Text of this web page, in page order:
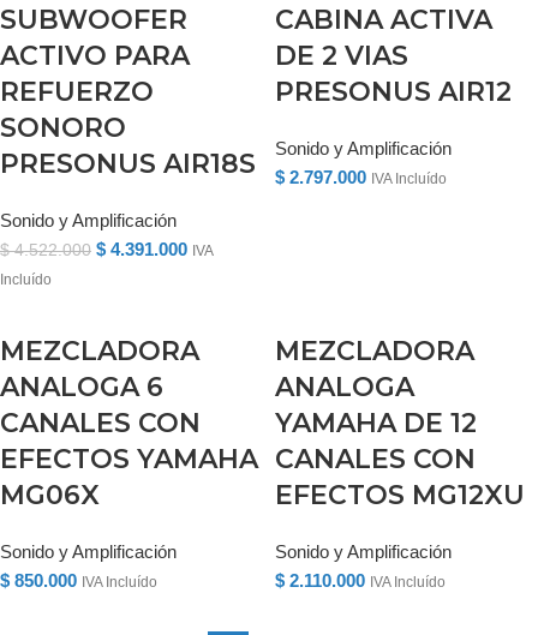
SUBWOOFER
ACTIVO PARA
REFUERZO
SONORO
PRESONUS AIR18S
Sonido y Amplificación
$4.522.000 $ 4.391.000 IVA
Incluído
CABINA ACTIVA
DE 2 VIAS
PRESONUS AIR12
Sonido y Amplificación
$ 2.797.000 IVA Incluído
MEZCLADORA
ANALOGA 6
CANALES CON
EFECTOS YAMAHA
MG06X
Sonido y Amplificación
$ 850.000 IVA Incluído
MEZCLADORA
ANALOGA
YAMAHA DE 12
CANALES CON
EFECTOS MG12XU
Sonido y Amplificación
$ 2.110.000 IVA Incluído